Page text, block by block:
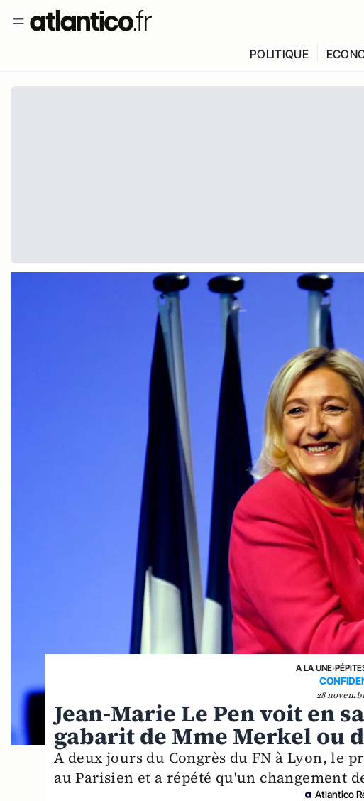
POLITIQUE
A LA UNE›
28
Jean-Marie Le Pen voit en
gabarit de Mme Merkel ou
A deux jours du Congrès du FN à Lyon, le
au Parisien et a répété qu'un changement
Atlantico